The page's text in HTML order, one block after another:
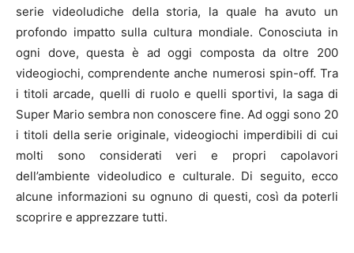
serie videoludiche della storia, la quale ha avuto un
profondo impatto sulla cultura mondiale. Conosciuta in
ogni dove, questa è ad oggi composta da oltre 200
videogiochi, comprendente anche numerosi spin-off. Tra
i titoli arcade, quelli di ruolo e quelli sportivi, la saga di
Super Mario sembra non conoscere fine. Ad oggi sono 20
i titoli della serie originale, videogiochi imperdibili di cui
molti sono considerati veri e propri capolavori
dell’ambiente videoludico e culturale. Di seguito, ecco
alcune informazioni su ognuno di questi, così da poterli
scoprire e apprezzare tutti.